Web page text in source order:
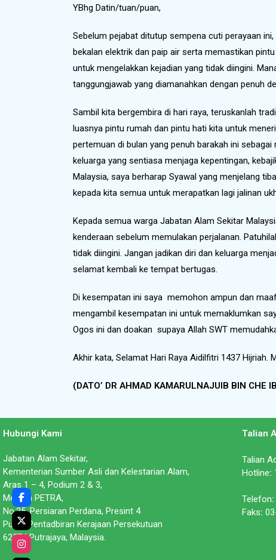
YBhg Datin/tuan/puan,
Sebelum pejabat ditutup sempena cuti perayaan
bekalan elektrik dan paip air serta memastikan
untuk mengelakkan kejadian yang tidak diingini.
tanggungjawab yang diamanahkan dengan penuh
Sambil kita bergembira di hari raya, teruskanlah
luasnya pintu rumah dan pintu hati kita untuk
pertemuan di bulan yang penuh barakah ini
keluarga yang sentiasa menjaga kepentingan,
Malaysia, saya berharap Syawal yang menjelang
kepada kita semua untuk merapatkan lagi jalinan
Kepada semua warga Jabatan Alam Sekitar
kenderaan sebelum memulakan perjalanan.
tidak diingini. Jangan jadikan diri dan keluarga
selamat kembali ke tempat bertugas.
Di kesempatan ini saya memohon ampun dan
mengambil kesempatan ini untuk memaklumkan
Ogos ini dan doakan supaya Allah SWT
Akhir kata, Selamat Hari Raya Aidilfitri 1437 Hijriah.
(DATO’ DR AHMAD KAMARULNAJUIB BIN CHE
Hubungi Kami
Jabatan Alam Sekitar,
Kementerian Sumber Asli dan Kelestarian Alam,
Aras 1 – 4, Podium 2 & 3,
Menara PETRA,
No.25, Persiaran Perdana, Presint 4
Pusat Pentadbiran Kerajaan Persekutuan
62574 Putrajaya, Malaysia.
Talian
Talian
Hotline:
Telefon:
Faks: